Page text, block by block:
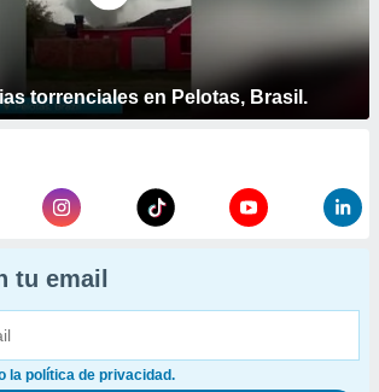
torrenciales en Pelotas, Brasil.
tu email
la política de privacidad.